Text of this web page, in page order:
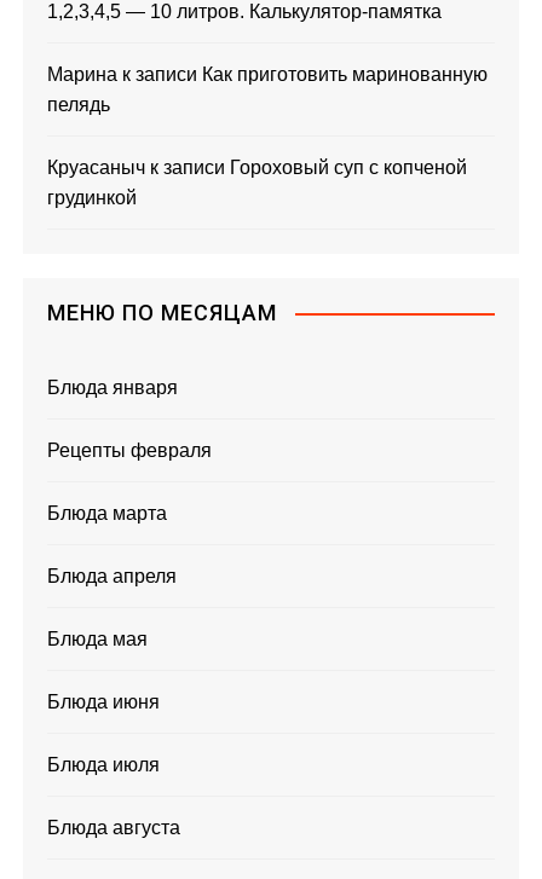
1,2,3,4,5 — 10 литров. Калькулятор-памятка
Марина к записи Как приготовить маринованную
пелядь
Круасаныч к записи Гороховый суп с копченой
грудинкой
МЕНЮ ПО МЕСЯЦАМ
Блюда января
Рецепты февраля
Блюда марта
Блюда апреля
Блюда мая
Блюда июня
Блюда июля
Блюда августа